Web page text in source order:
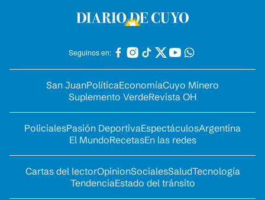
Seguinos en:
San JuanPolíticaEconomíaCuyo Minero
Suplemento VerdeRevista OH
PolicialesPasión DeportivaEspectáculosArgentina
El MundoRecetasEn las redes
Cartas del lectorOpinionSocialesSaludTecnología
TendenciaEstado del tránsito